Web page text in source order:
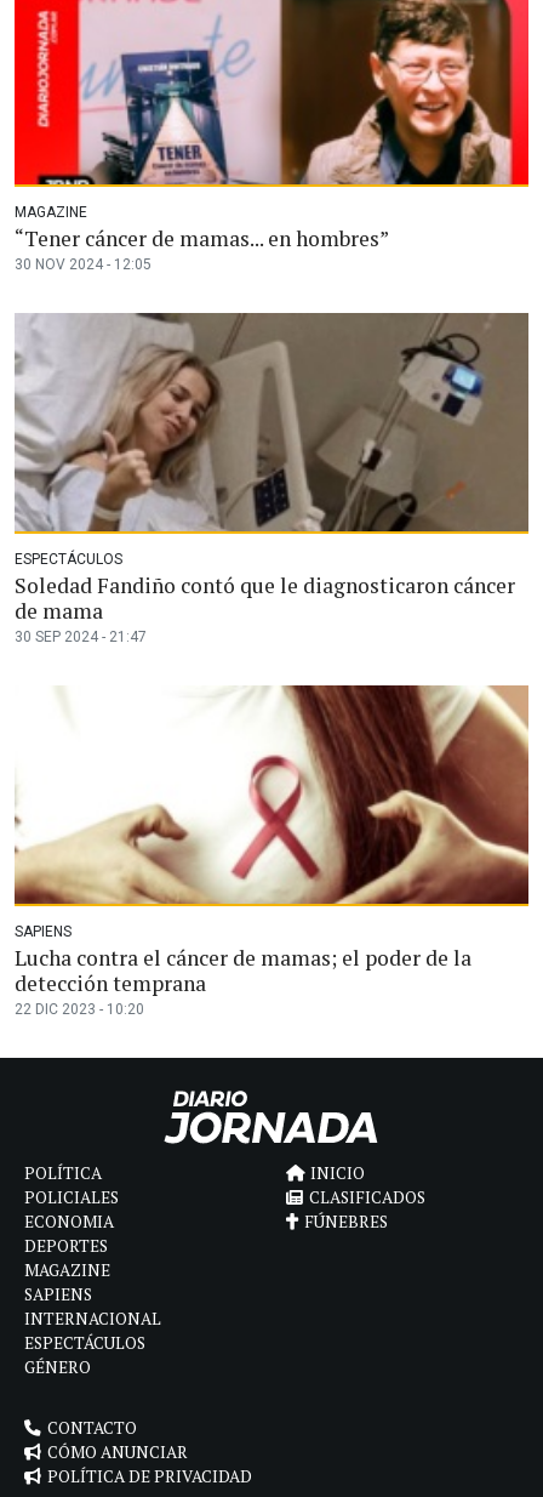
MAGAZINE
“Tener cáncer de mamas... en hombres”
30 NOV 2024 - 12:05
ESPECTÁCULOS
Soledad Fandiño contó que le diagnosticaron cáncer
de mama
30 SEP 2024 - 21:47
SAPIENS
Lucha contra el cáncer de mamas; el poder de la
detección temprana
22 DIC 2023 - 10:20
POLÍTICA
POLICIALES
ECONOMIA
DEPORTES
MAGAZINE
SAPIENS
INTERNACIONAL
ESPECTÁCULOS
GÉNERO
INICIO
CLASIFICADOS
FÚNEBRES
CONTACTO
CÓMO ANUNCIAR
POLÍTICA DE PRIVACIDAD